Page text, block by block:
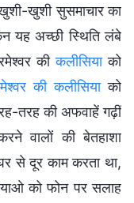
खुशी सुसमाचार का
यह अच्छी स्थिति लंबे
कीकलीसियाको
की कलीसियाको
तरह की अफवाहें गढ़ीं
वालों की बेतहाशा
से दूर काम करता था,
को फोन पर सलाह